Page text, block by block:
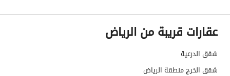
عقارات قريبة من الرياض
شقق الدرعية
شقق الخرج منطقة الرياض